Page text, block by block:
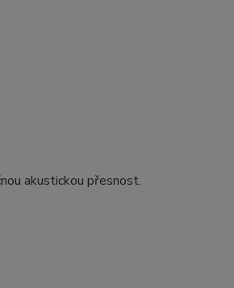
akustickou přesnost.